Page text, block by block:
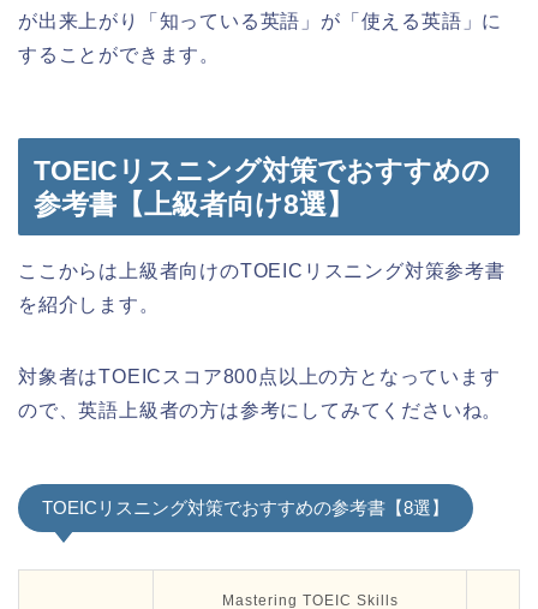
が出来上がり「知っている英語」が「使える英語」に
することができます。
TOEICリスニング対策でおすすめの
参考書【上級者向け8選】
ここからは上級者向けのTOEICリスニング対策参考書
を紹介します。
対象者はTOEICスコア800点以上の方となっています
ので、英語上級者の方は参考にしてみてくださいね。
TOEICリスニング対策でおすすめの参考書【8選】
Mastering TOEIC Skills